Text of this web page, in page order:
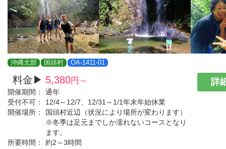
沖縄北部 国頭村 OA-1411-01
料金▶ 5,380円～
開催期間：
通年
受付不可：
12/4～12/7、12/31～1/1年末年始休業
開催場所：
国頭村近辺（状況により場所が変わります）
※冬季は足元までしか濡れないコースとなり
ます。
所要時間：
約2～3時間
詳